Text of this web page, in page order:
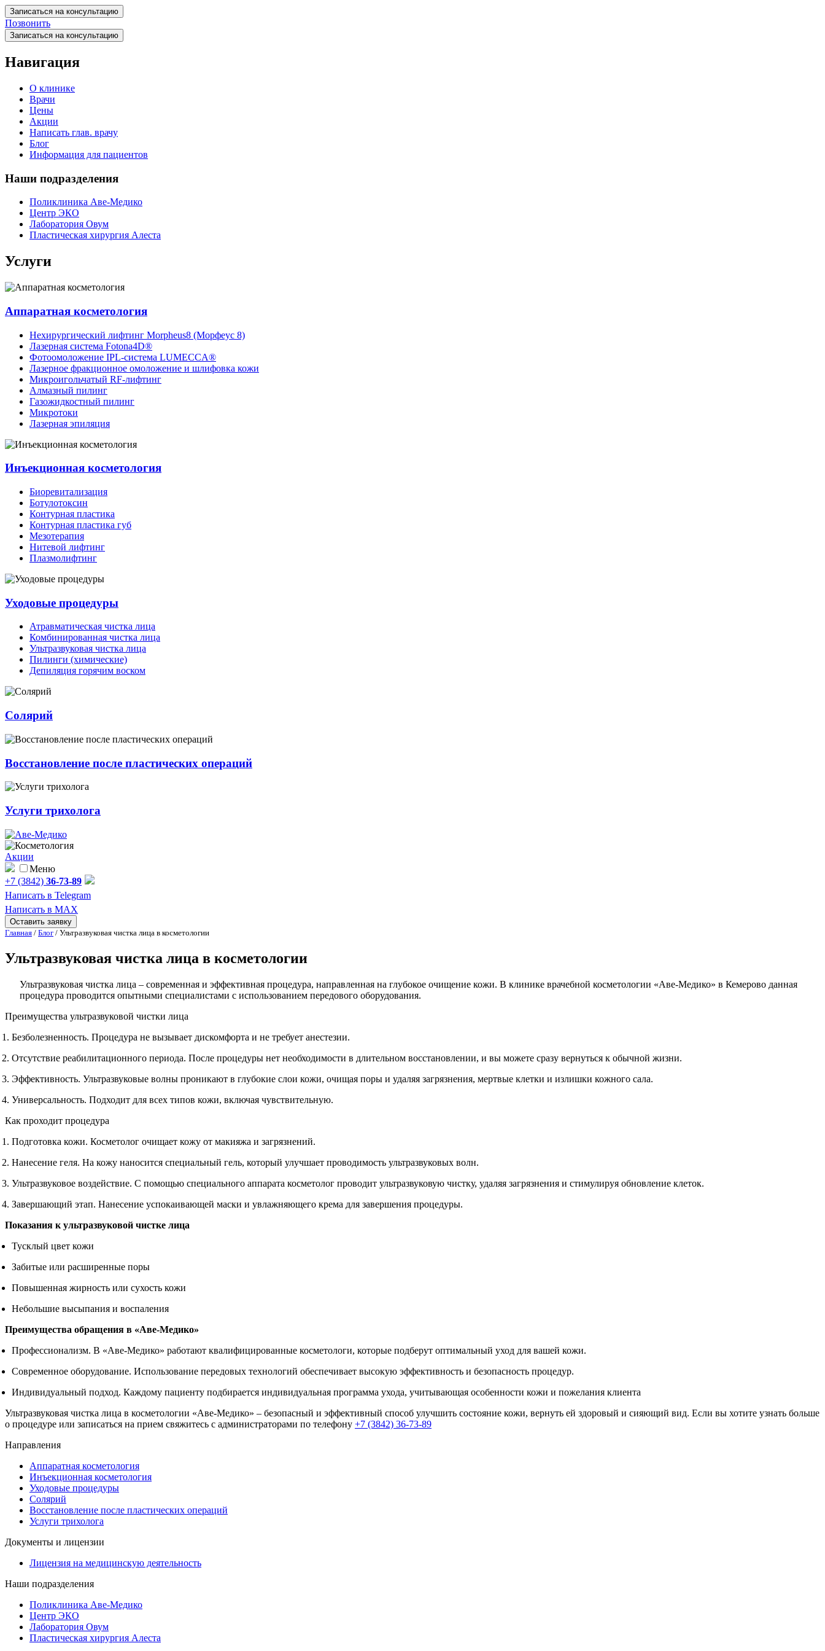
Записаться на консультацию
Позвонить
Записаться на консультацию
Навигация
О клинике
Врачи
Цены
Акции
Написать глав. врачу
Блог
Информация для пациентов
Наши подразделения
Поликлиника Аве-Медико
Центр ЭКО
Лаборатория Овум
Пластическая хирургия Алеста
Услуги
Аппаратная косметология
Нехирургический лифтинг Morpheus8 (Морфеус 8)
Лазерная система Fotona4D®
Фотоомоложение IPL-система LUMECCA®
Лазерное фракционное омоложение и шлифовка кожи
Микроигольчатый RF-лифтинг
Алмазный пилинг
Газожидкостный пилинг
Микротоки
Лазерная эпиляция
Инъекционная косметология
Биоревитализация
Ботулотоксин
Контурная пластика
Контурная пластика губ
Мезотерапия
Нитевой лифтинг
Плазмолифтинг
Уходовые процедуры
Атравматическая чистка лица
Комбинированная чистка лица
Ультразвуковая чистка лица
Пилинги (химические)
Депиляция горячим воском
Солярий
Восстановление после пластических операций
Услуги трихолога
Акции
Меню
+7 (3842) 36-73-89
Написать в Telegram
Написать в MAX
Оставить заявку
Главная / Блог / Ультразвуковая чистка лица в косметологии
Ультразвуковая чистка лица в косметологии
Ультразвуковая чистка лица – современная и эффективная процедура, направленная на глубокое очищение кожи. В клинике врачебной косметологии «Аве-Медико» в Кемерово данная
процедура проводится опытными специалистами с использованием передового оборудования.
Преимущества ультразвуковой чистки лица
Безболезненность. Процедура не вызывает дискомфорта и не требует анестезии.
Отсутствие реабилитационного периода. После процедуры нет необходимости в длительном восстановлении, и вы можете сразу вернуться к обычной жизни.
Эффективность. Ультразвуковые волны проникают в глубокие слои кожи, очищая поры и удаляя загрязнения, мертвые клетки и излишки кожного сала.
Универсальность. Подходит для всех типов кожи, включая чувствительную.
Как проходит процедура
Подготовка кожи. Косметолог очищает кожу от макияжа и загрязнений.
Нанесение геля. На кожу наносится специальный гель, который улучшает проводимость ультразвуковых волн.
Ультразвуковое воздействие. С помощью специального аппарата косметолог проводит ультразвуковую чистку, удаляя загрязнения и стимулируя обновление клеток.
Завершающий этап. Нанесение успокаивающей маски и увлажняющего крема для завершения процедуры.
Показания к ультразвуковой чистке лица
Тусклый цвет кожи
Забитые или расширенные поры
Повышенная жирность или сухость кожи
Небольшие высыпания и воспаления
Преимущества обращения в «Аве-Медико»
Профессионализм. В «Аве-Медико» работают квалифицированные косметологи, которые подберут оптимальный уход для вашей кожи.
Современное оборудование. Использование передовых технологий обеспечивает высокую эффективность и безопасность процедур.
Индивидуальный подход. Каждому пациенту подбирается индивидуальная программа ухода, учитывающая особенности кожи и пожелания клиента
Ультразвуковая чистка лица в косметологии «Аве-Медико» – безопасный и эффективный способ улучшить состояние кожи, вернуть ей здоровый и сияющий вид. Если вы хотите узнать больше
о процедуре или записаться на прием свяжитесь с администраторами по телефону +7 (3842) 36-73-89
Направления
Аппаратная косметология
Инъекционная косметология
Уходовые процедуры
Солярий
Восстановление после пластических операций
Услуги трихолога
Документы и лицензии
Лицензия на медицинскую деятельность
Наши подразделения
Поликлиника Аве-Медико
Центр ЭКО
Лаборатория Овум
Пластическая хирургия Алеста